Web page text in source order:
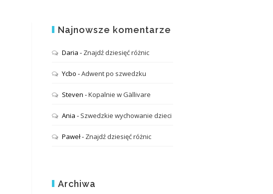
Najnowsze komentarze
Daria - Znajdź dziesięć różnic
Ycbo -Adwent po szwedzku
Steven -Kopalnie w Gällivare
Ania - Szwedzkie wychowanie dzieci
Paweł- Znajdź dziesięć różnic
Archiwa